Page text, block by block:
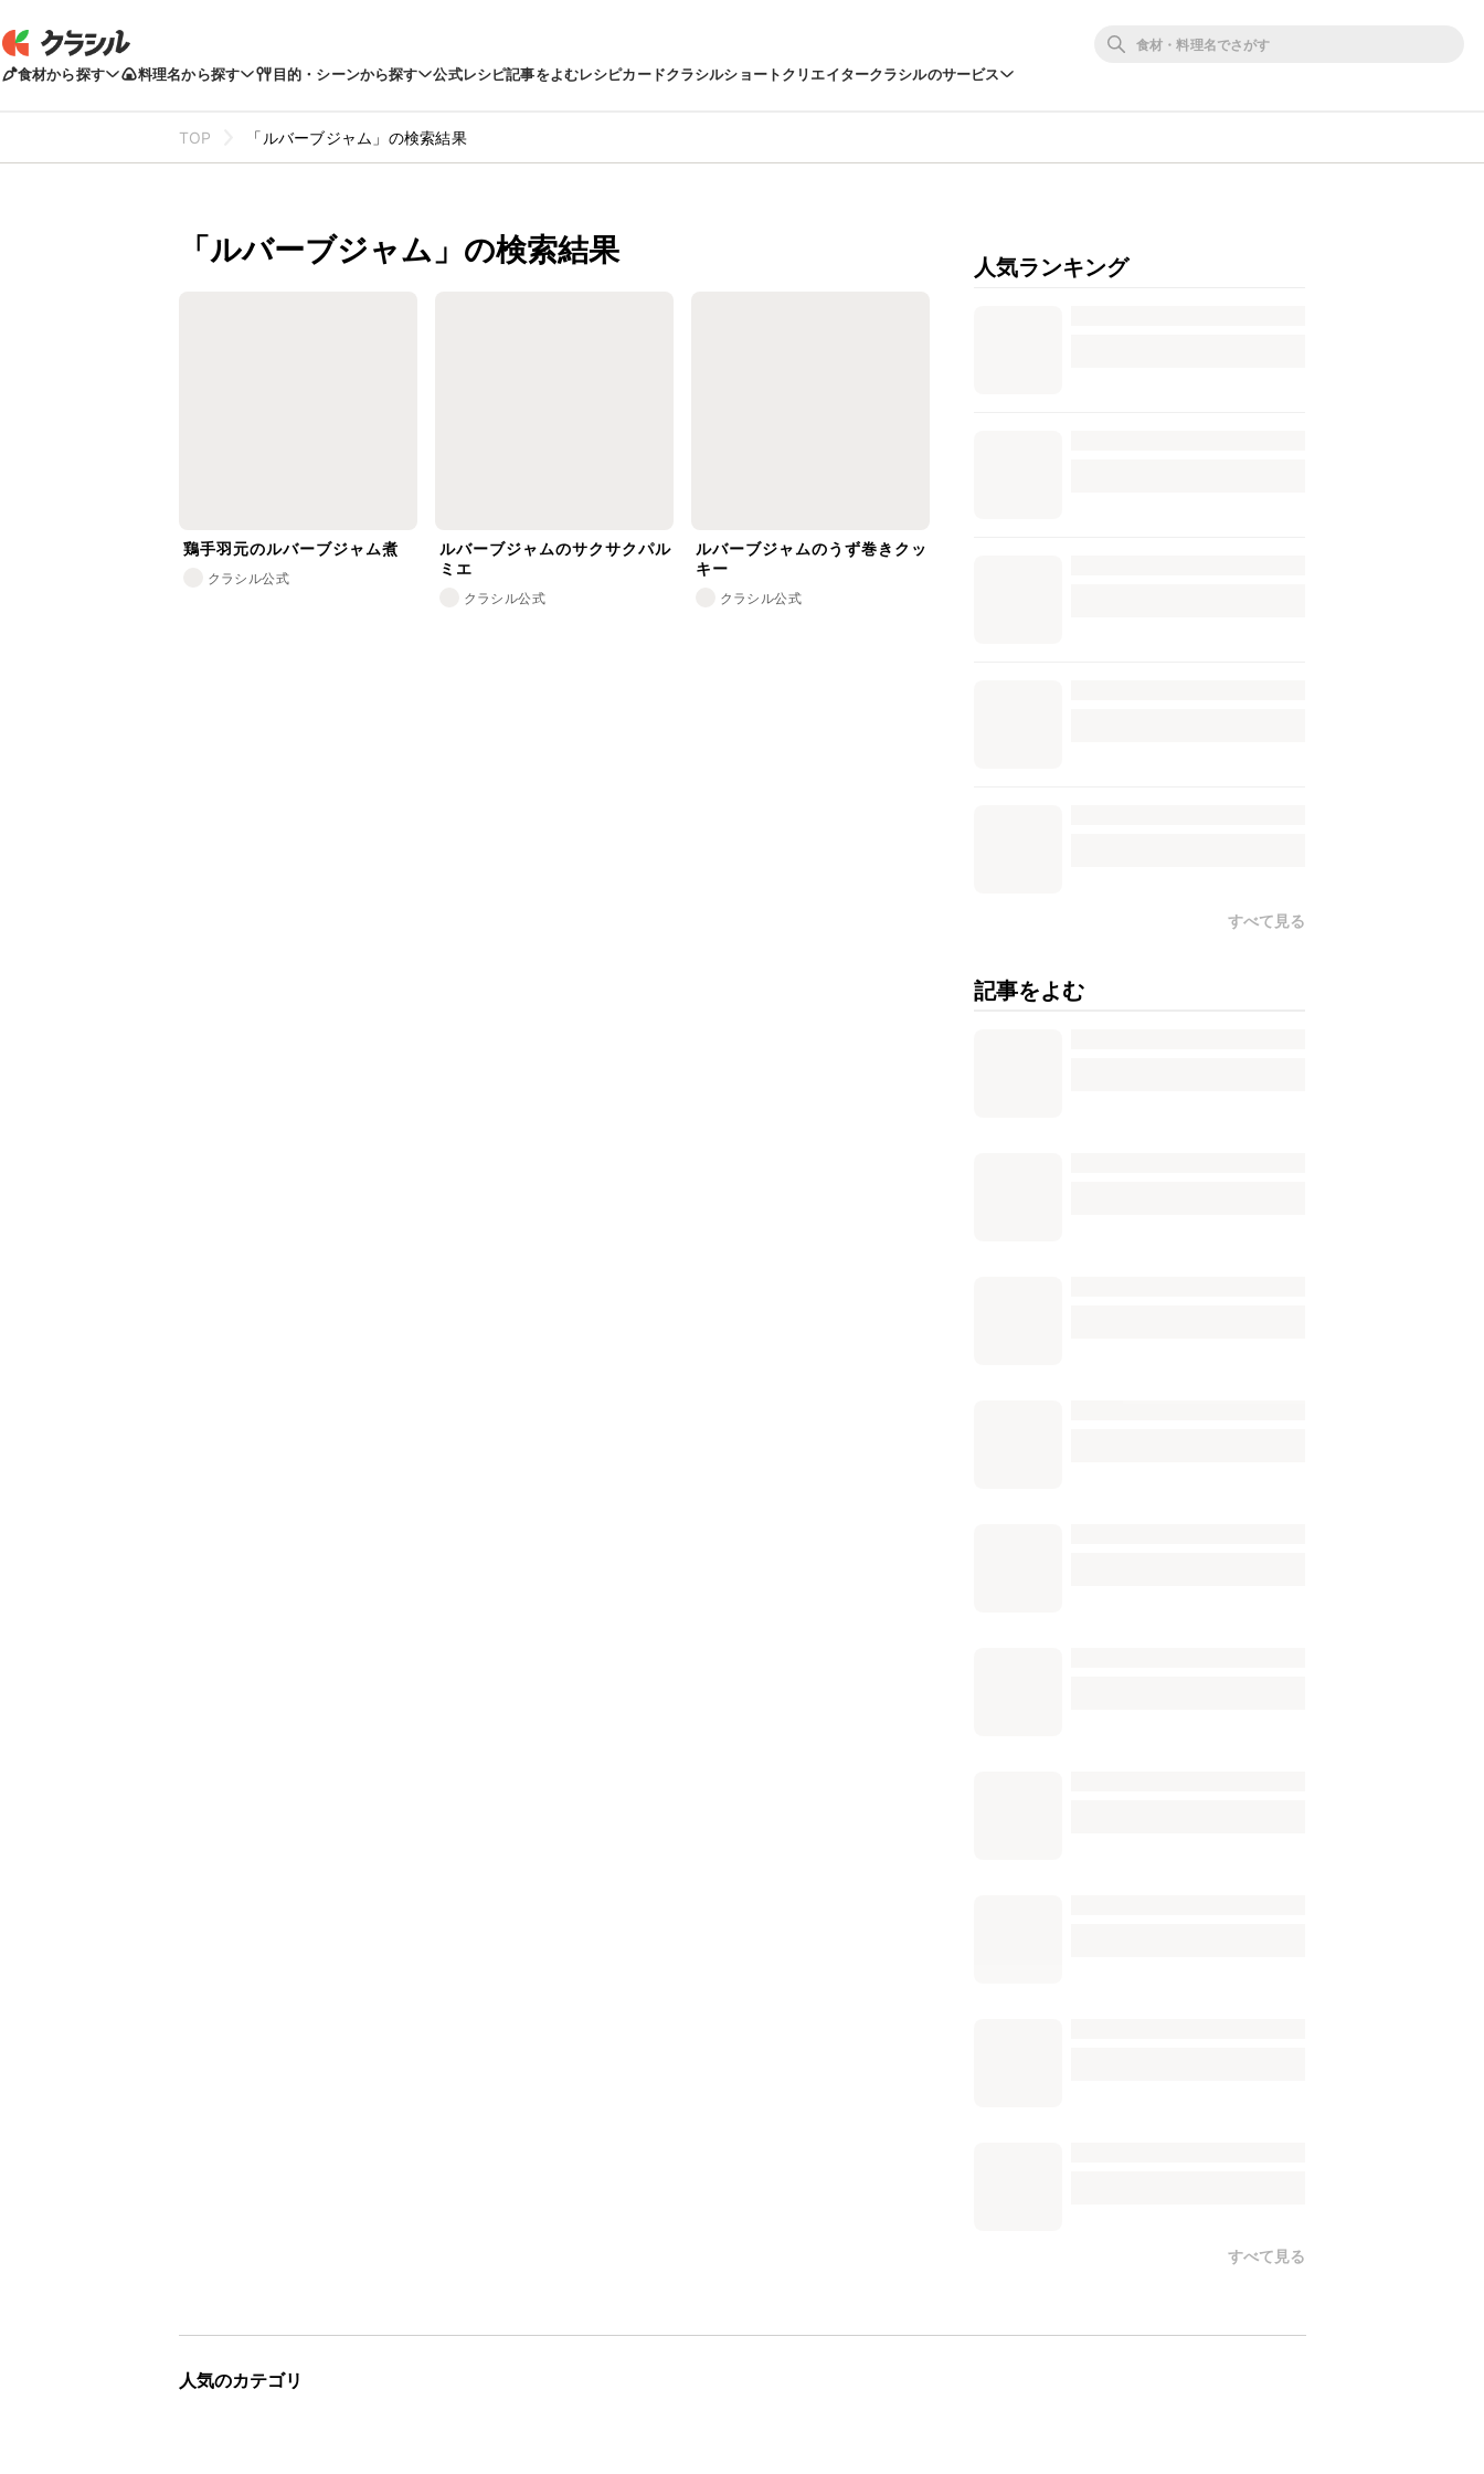
食材から探す 料理名から探す 目的・シーンから探す 公式レシピ記事をよむレシピカードクラシルショートクリエイタークラシルのサービス
TOP 「ルバーブジャム」の検索結果
「ルバーブジャム」の検索結果
鶏手羽元のルバーブジャム煮
クラシル公式
ルバーブジャムのサクサクパル
ミエ
クラシル公式
ルバーブジャムのうず巻きクッ
キー
クラシル公式
人気ランキング
すべて見る
記事をよむ
すべて見る
人気のカテゴリ